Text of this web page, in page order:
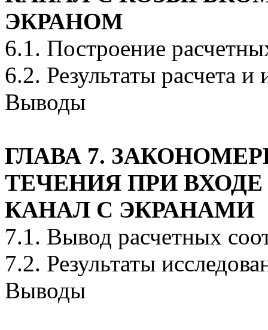
ЭКРАНОМ
6.1. Построение
6.2. Результаты расчета
Выводы
ГЛАВА 7.
ТЕЧЕНИЯ ПРИ
КАНАЛ С ЭКРАНАМИ
7.1. Вывод расчетных
7.2. Результаты
Выводы